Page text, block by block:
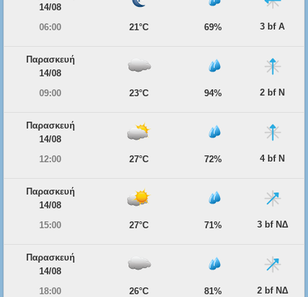
14/08
06:00
21°C 69% 3 bf Α
Παρασκευή
14/08
09:00
23°C 94% 2 bf Ν
Παρασκευή
14/08
12:00
27°C 72% 4 bf Ν
Παρασκευή
14/08
15:00
27°C 71% 3 bf ΝΔ
Παρασκευή
14/08
18:00
26°C 81% 2 bf ΝΔ